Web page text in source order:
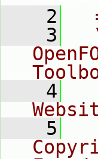
    2
    3
    4
    5